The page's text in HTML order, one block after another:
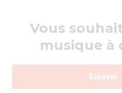
Vous
musique à